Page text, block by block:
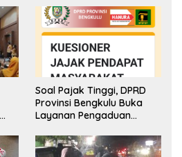
Soal Pajak Tinggi, DPRD
Provinsi Bengkulu Buka
Layanan Pengaduan